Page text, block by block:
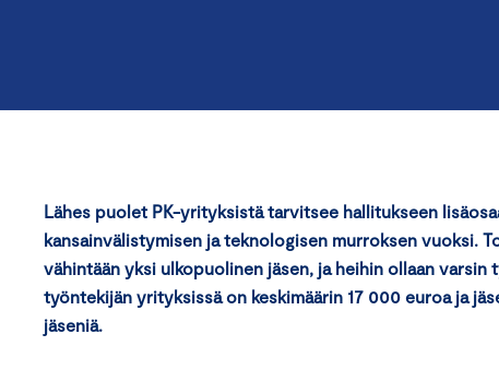
Lähes puolet PK-yrityksistä tarvitsee hallitukseen
kansainvälistymisen ja teknologisen murroksen vuoksi.
vähintään yksi ulkopuolinen jäsen, ja heihin ollaan
työntekijän yrityksissä on keskimäärin 17 000 euroa ja
jäseniä.